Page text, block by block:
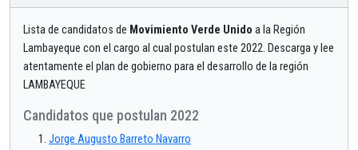
Lista de candidatos de Movimiento Verde Unido a la Región
Lambayeque con el cargo al cual postulan este 2022. Descarga y lee
atentamente el plan de gobierno para el desarrollo de la región
LAMBAYEQUE
Candidatos que postulan 2022
Jorge Augusto Barreto Navarro